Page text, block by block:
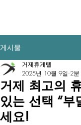
게시물
거제 최고의
있는 선택 “부
세요!
거제휴게텔
2025년 10월 9일 2